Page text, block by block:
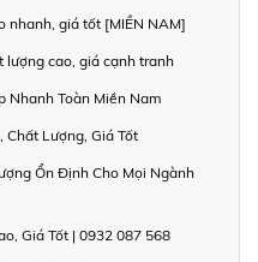
nhanh, giá tốt [MIỀN NAM]
lượng cao, giá cạnh tranh
Nhanh Toàn Miền Nam
Chất Lượng, Giá Tốt
Ổn Định Cho Mọi Ngành
Giá Tốt | 0932 087 568